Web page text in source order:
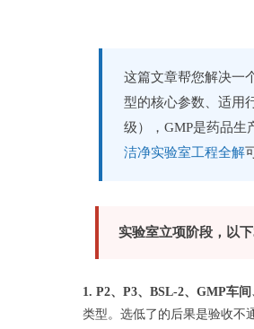
这篇文章帮您解决一
型的核心参数、适用
级），GMP是药品生
洁净实验室工程全解
实验室立项阶段，以
1. P2、P3、BSL-2、GMP车
类型。选低了的后果是验收不